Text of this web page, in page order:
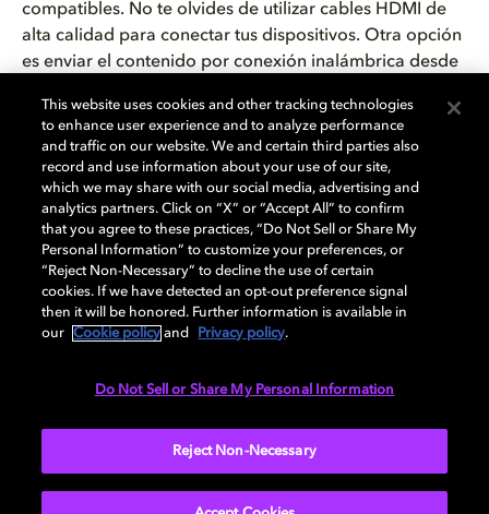
compatibles. No te olvides de utilizar cables HDMI de
alta calidad para conectar tus dispositivos. Otra opción
es enviar el contenido por conexión inalámbrica desde
Chromecast o AirPlay. También puedes disfrutar de
Dolby Atmos cuando no estés en casa vinculando un
dispositivo compatible a tu cuenta de Netflix. Y, con
unos auriculares, podrás seguir viviendo toda la
intensidad del espectacular sonido de Dolby Atmos
incluso cuando todos se hayan ido ya a la cama.
Elijas el método que elijas, ten por seguro que estarás
disfrutando de la experiencia Netflix más inmersiva, con
para ponerte en marcha, echa un vistazo a nuestra
de configuración interactiva, en la que encontrarás el
sistema ideal para ti.
This website uses cookies and other tracking technologies
to enhance user experience and to analyze performance
and traffic on our website. We and certain third parties also
record and use information about your use of our site,
which we may share with our social media, advertising and
analytics partners. Click on “X” or “Accept All” to confirm
that you agree to these practices, “Do Not Sell or Share My
Personal Information” to customize your preferences, or
“Reject Non-Necessary” to decline the use of certain
cookies. If we have detected an opt-out preference signal
then it will be honored. Further information is available in
our
Cookie policy and Privacy policy.
Do Not Sell or Share My Personal Information
Reject Non-Necessary